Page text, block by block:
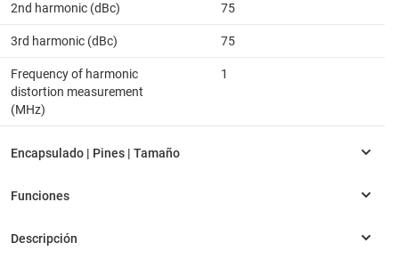
2nd harmonic (dBc) 75
3rd harmonic (dBc) 75
Frequency of harmonic
distortion measurement
(MHz)
1